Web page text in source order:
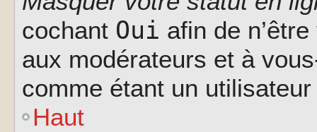
cochant Oui afin de
aux modérateurs et à
comme étant un
Haut